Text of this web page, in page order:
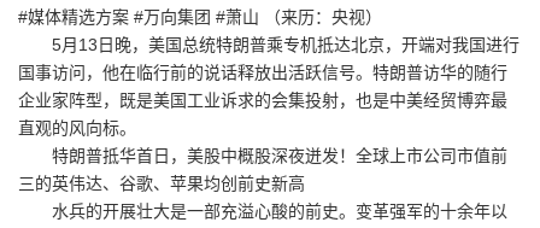
#媒体精选方案 #万向集团 #萧山 （来历：央视）
5月13日晚，美国总统特朗普乘专机抵达北京，开端对我国进行
国事访问，他在临行前的说话释放出活跃信号。特朗普访华的随行
企业家阵型，既是美国工业诉求的会集投射，也是中美经贸博弈最
直观的风向标。
特朗普抵华首日，美股中概股深夜迸发！全球上市公司市值前
三的英伟达、谷歌、苹果均创前史新高
水兵的开展壮大是一部充溢心酸的前史。变革强军的十余年以